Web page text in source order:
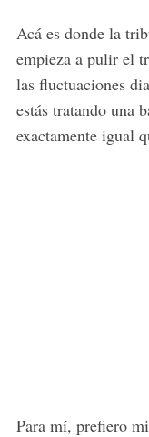
Acá es donde la
empieza a pulir el
las fluctuaciones
estás tratando una
exactamente igual
Para mí, prefiero